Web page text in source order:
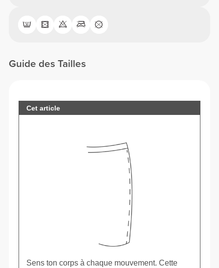
Guide des Tailles
Cet article
Sens ton corps à chaque mouvement. Cette